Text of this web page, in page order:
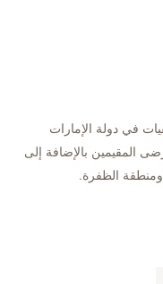
في دولة الإمارات
أكثر من 900 سرير للمرضى المقيمين بالإضافة إلى